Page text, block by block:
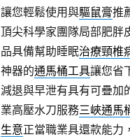
讓您輕鬆使用與驅鼠膏推
頂尖科學家團隊局部肥胖
品具備幫助睡眠治療頸椎
神器的通馬桶工具讓您省
減退與早泄有具有可疊加
業高壓水刀服務三峽通馬
生意正當職業具還款能力